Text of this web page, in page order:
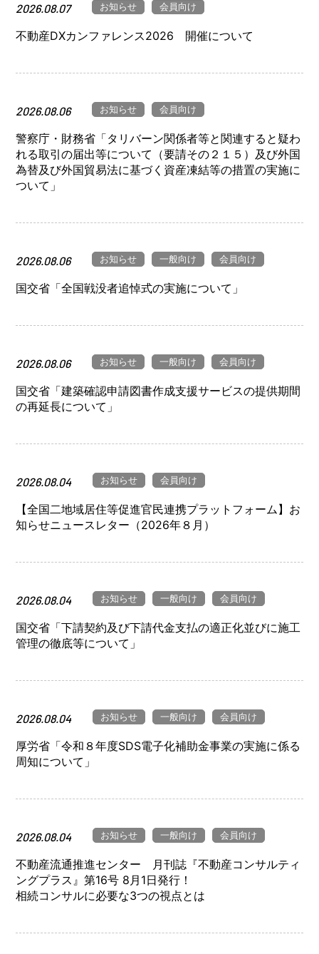
2026.08.07 お知らせ 会員向け
不動産DXカンファレンス2026 開催について
2026.08.06 お知らせ 会員向け
警察庁・財務省「タリバーン関係者等と関連すると疑わ
れる取引の届出等について（要請その２１５）及び外国
為替及び外国貿易法に基づく資産凍結等の措置の実施に
ついて」
2026.08.06 お知らせ 一般向け 会員向け
国交省「全国戦没者追悼式の実施について」
2026.08.06 お知らせ 一般向け 会員向け
国交省「建築確認申請図書作成支援サービスの提供期間
の再延長について」
2026.08.04 お知らせ 会員向け
【全国二地域居住等促進官民連携プラットフォーム】お
知らせニュースレター（2026年８月）
2026.08.04 お知らせ 一般向け 会員向け
国交省「下請契約及び下請代金支払の適正化並びに施工
管理の徹底等について」
2026.08.04 お知らせ 一般向け 会員向け
厚労省「令和８年度SDS電子化補助金事業の実施に係る
周知について」
2026.08.04 お知らせ 一般向け 会員向け
不動産流通推進センター 月刊誌『不動産コンサルティ
ングプラス』第16号 8月1日発行！
相続コンサルに必要な3つの視点とは